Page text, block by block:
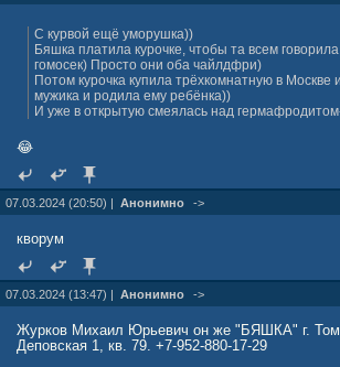
С курвой ещё уморушка))
Бяшка платила курочке, чтобы та всем
гомосек) Просто они оба чайлдфри)
Потом курочка купила трёхкомнатную в Москве
мужика и родила ему ребёнка))
И уже в открытую смеялась над
😂
07.03.2024 (20:50) | Анонимно ->
кворум
07.03.2024 (13:47) | Анонимно ->
Журков Михаил Юрьевич он же "БЯШКА" г.
Деповская 1, кв. 79. +7-952-880-17-29